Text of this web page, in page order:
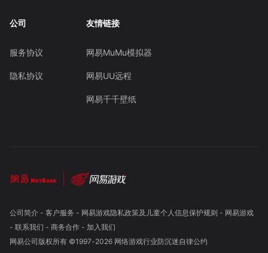
公司
服务协议
隐私协议
友情链接
网易MuMu模拟器
网易UU远程
网易千千壁纸
公司简介- 客户服务 - 网易游戏隐私政策及儿童个人信息保护规则 - 网易游戏
- 联系我们 - 商务合作- 加入我们
网易公司版权所有 ©1997-2026 网络游戏行业防沉迷自律公约